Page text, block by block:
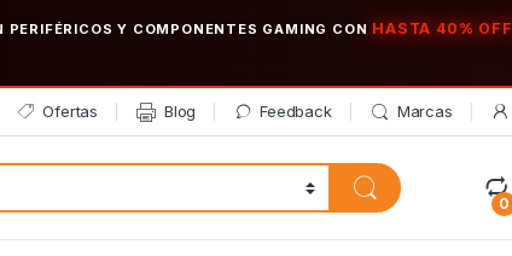
Y COMPONENTES GAMING CON HASTA 40% OFF
Ofertas Blog Feedback Marcas
0